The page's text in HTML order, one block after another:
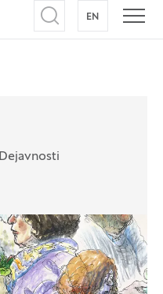
Odpri iskalnik
EN NA
Dejavnosti